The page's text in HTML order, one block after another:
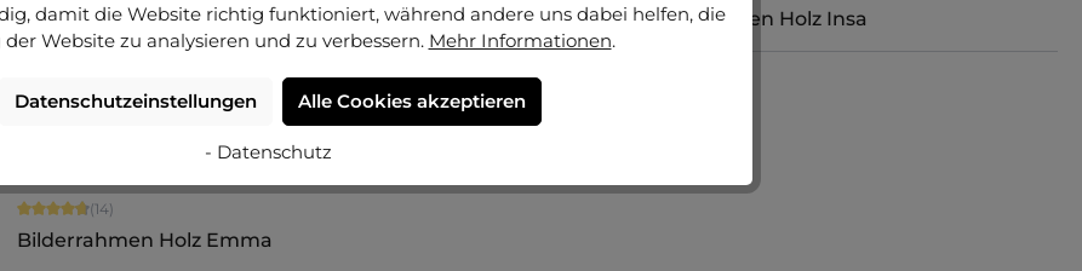
Bilderrahmen Aluminium Mika Brandschutz
Zertifikat A1
€ 279,40
Vintage Bilderrahmen Holz Insa
Durchschnittliche Bewertung von 4.86 von 5 Sternen
(14)
Bilderrahmen Holz Emma
damit die Website richtig funktioniert, während andere uns dabei helfen, die
Website zu analysieren und zu verbessern. Mehr Informationen.
Datenschutzeinstellungen Alle Cookies akzeptieren
- Datenschutz